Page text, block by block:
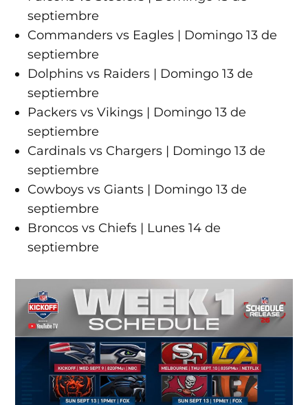
septiembre
Commanders vs Eagles | Domingo 13 de
septiembre
Dolphins vs Raiders | Domingo 13 de
septiembre
Packers vs Vikings | Domingo 13 de
septiembre
Cardinals vs Chargers | Domingo 13 de
septiembre
Cowboys vs Giants | Domingo 13 de
septiembre
Broncos vs Chiefs | Lunes 14 de
septiembre